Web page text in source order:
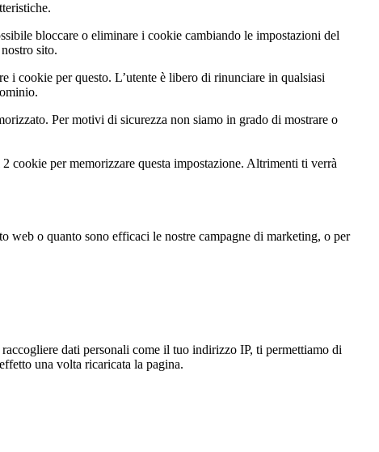
bloccare o eliminare i cookie cambiando le impostazioni del
sito.
i cookie per questo. L’utente è libero di rinunciare in qualsiasi
Per motivi di sicurezza non siamo in grado di mostrare o
cookie per memorizzare questa impostazione. Altrimenti ti verrà
web o quanto sono efficaci le nostre campagne di marketing, o per
dati personali come il tuo indirizzo IP, ti permettiamo di
una volta ricaricata la pagina.